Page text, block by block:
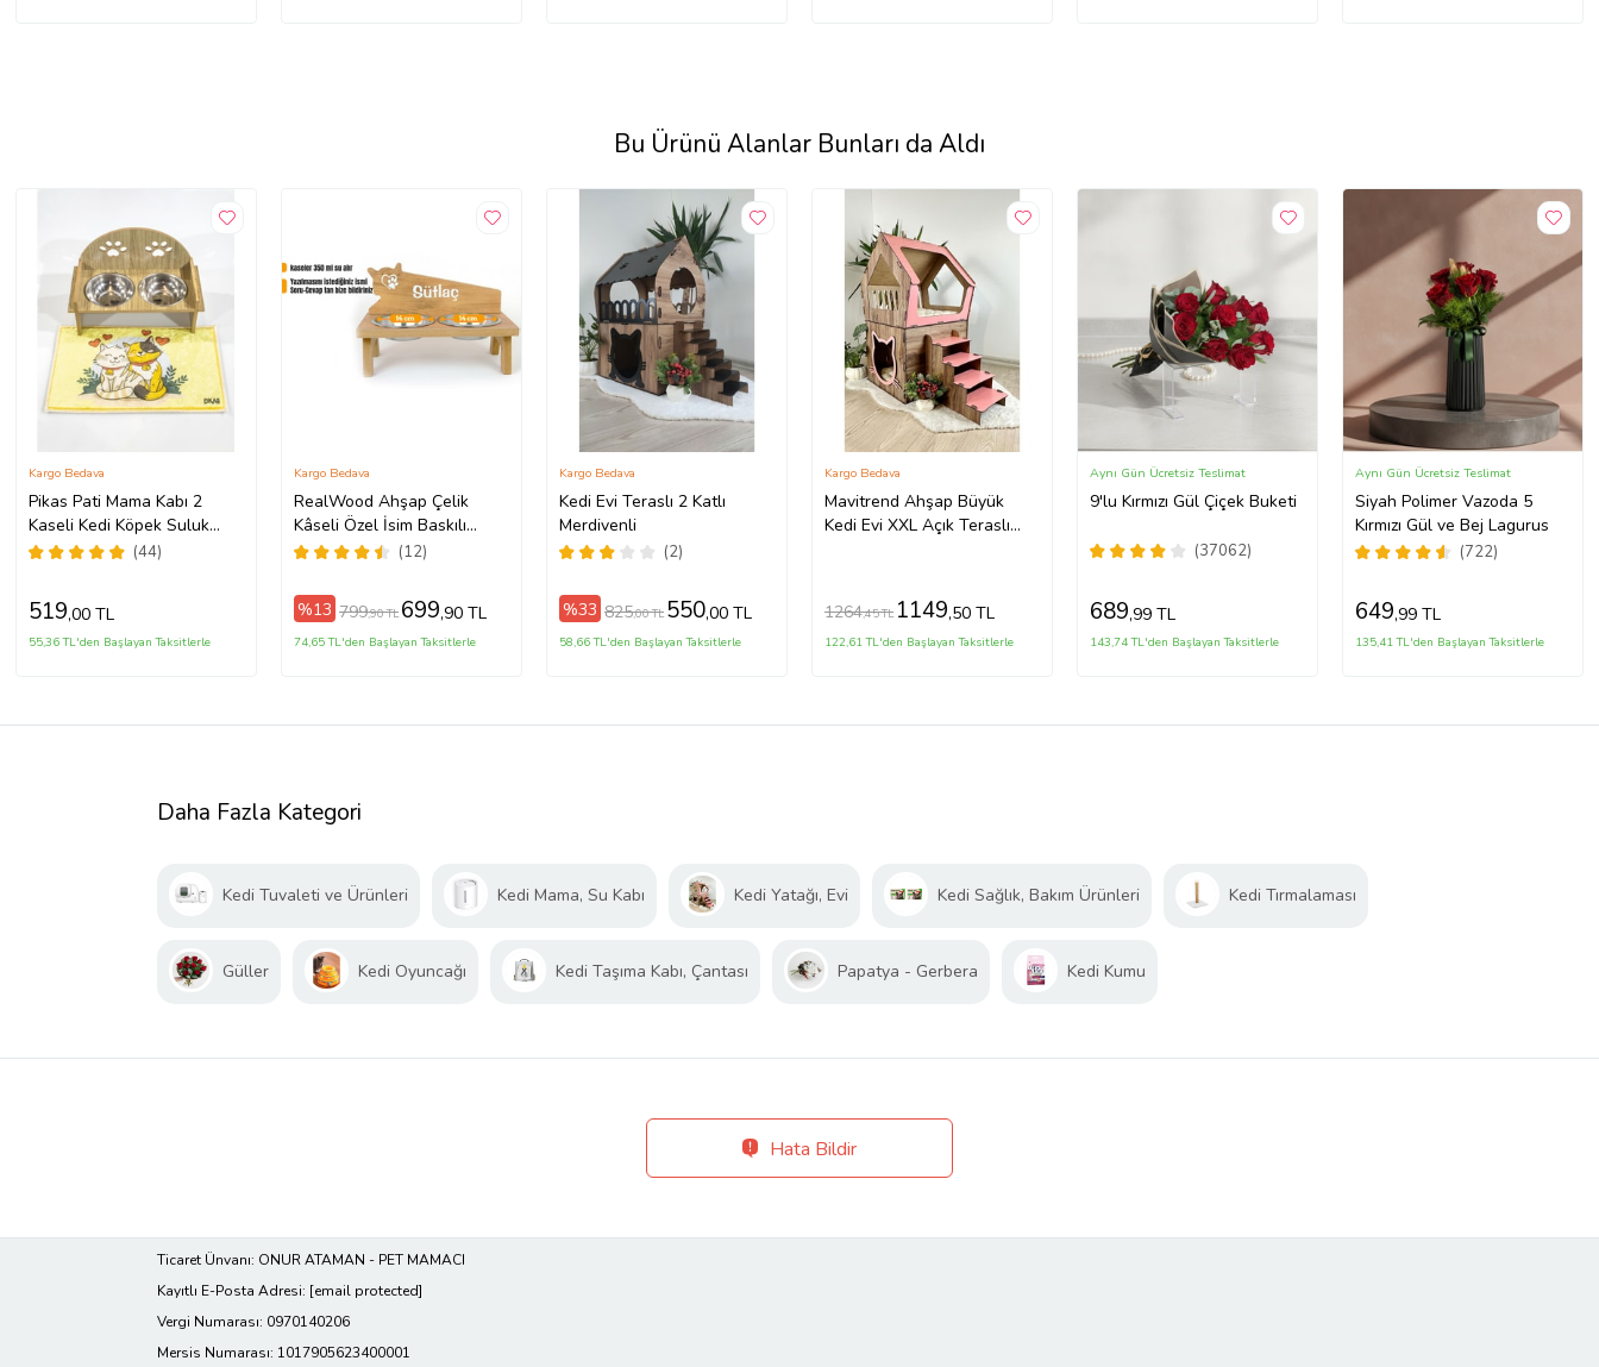
Bu Ürünü Alanlar Bunları da Aldı
Pikas Pati Mama Kabı 2
Kaseli Kedi Köpek Suluk
Mamalık Ve Paspas Seti
(44)
Kargo Bedava
519,00 TL
55,36 TL'den Başlayan Taksitlerle
RealWood Ahşap Çelik
Kâseli Özel İsim Baskılı
Kedi-Köpek Mama Ve Su
(12)
Kargo Bedava
%13 799,90 TL 699,90 TL
74,65 TL'den Başlayan Taksitlerle
Kedi Evi Teraslı 2 Katlı
Merdivenli
(2)
Kargo Bedava
%33 825,00 TL 550,00 TL
58,66 TL'den Başlayan Taksitlerle
Mavitrend Ahşap Büyük
Kedi Evi XXL Açık Teraslı
Kargo Bedava
1264,45 TL 1149,50 TL
122,61 TL'den Başlayan Taksitlerle
9'lu Kırmızı Gül Çiçek Buketi
(37062)
Aynı Gün Ücretsiz Teslimat
689,99 TL
143,74 TL'den Başlayan Taksitlerle
Siyah Polimer Vazoda 5
Kırmızı Gül ve Bej Lagurus
(722)
Aynı Gün Ücretsiz Teslimat
649,99 TL
135,41 TL'den Başlayan Taksitlerle
Daha Fazla Kategori
Kedi Tuvaleti ve Ürünleri Kedi Mama, Su Kabı Kedi Yatağı, Evi Kedi Sağlık, Bakım Ürünleri Kedi Tırmalaması
Güller Kedi Oyuncağı Kedi Taşıma Kabı, Çantası Papatya - Gerbera Kedi Kumu
Hata Bildir
Ticaret Ünvanı: ONUR ATAMAN - PET MAMACI
Kayıtlı E-Posta Adresi: [email protected]
Vergi Numarası: 0970140206
Mersis Numarası: 1017905623400001